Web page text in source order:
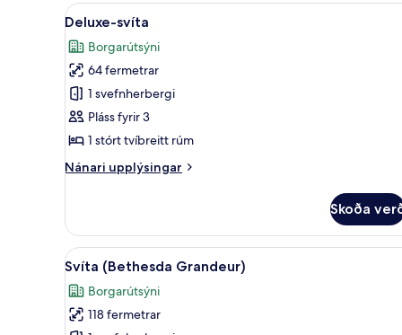
Skoða
allar
myndir
fyrir
Deluxe-
svíta
Deluxe-svíta | Ítölsk Frette-
3
Deluxe-svíta
Borgarútsýni
64 fermetrar
1 svefnherbergi
Pláss fyrir 3
1 stórt tvíbreitt rúm
Nánari upplýsingar
Nánari
svíta
Skoða
Skoða
allar
myndir
fyrir
Svíta (Bethesda Grandeur) |
2
Svíta (Bethesda Grandeur)
Borgarútsýni
118 fermetrar